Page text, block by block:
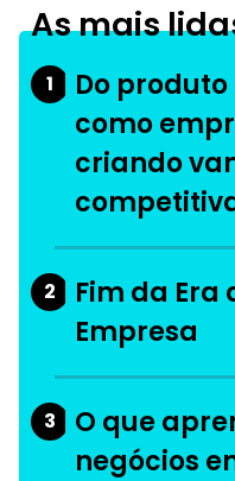
As mais
1
Do
como
criando
2
Fim da Era
Empresa
3
O que
negócios